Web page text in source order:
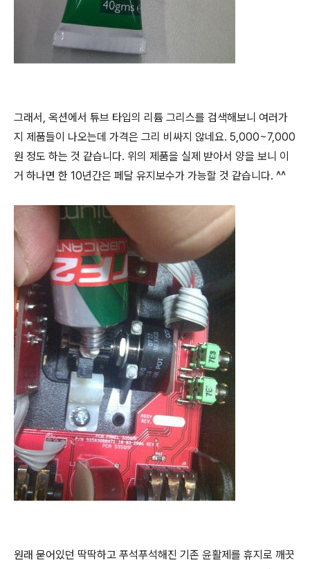
그래서, 옥션에서 튜브 타입의 리튬 그리스를 검색해보니 여러가
지 제품들이 나오는데 가격은 그리 비싸지 않네요. 5,000~7,000
원 정도 하는 것 같습니다. 위의 제품을 실제 받아서 양을 보니 이
거 하나면 한 10년간은 페달 유지보수가 가능할 것 같습니다. ^^
원래 묻어있던 딱딱하고 푸석푸석해진 기존 윤활제를 휴지로 깨끗